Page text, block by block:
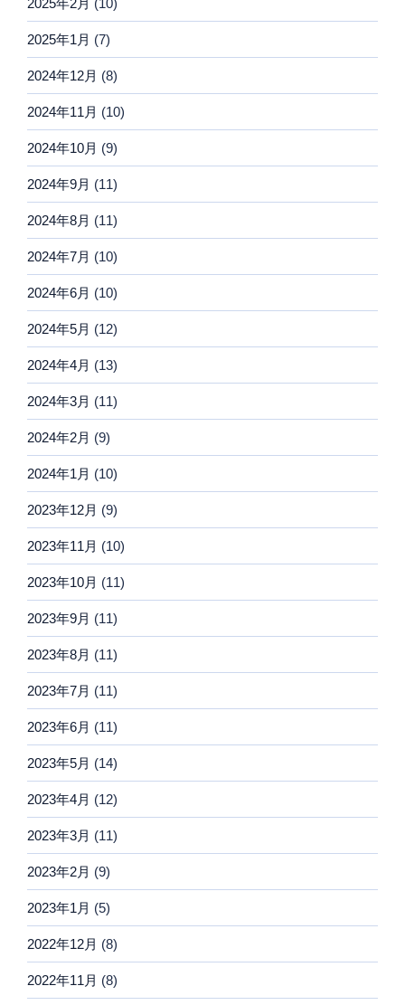
2025年1月 (7)
2024年12月 (8)
2024年11月 (10)
2024年10月 (9)
2024年9月 (11)
2024年8月 (11)
2024年7月 (10)
2024年6月 (10)
2024年5月 (12)
2024年4月 (13)
2024年3月 (11)
2024年2月 (9)
2024年1月 (10)
2023年12月 (9)
2023年11月 (10)
2023年10月 (11)
2023年9月 (11)
2023年8月 (11)
2023年7月 (11)
2023年6月 (11)
2023年5月 (14)
2023年4月 (12)
2023年3月 (11)
2023年2月 (9)
2023年1月 (5)
2022年12月 (8)
2022年11月 (8)